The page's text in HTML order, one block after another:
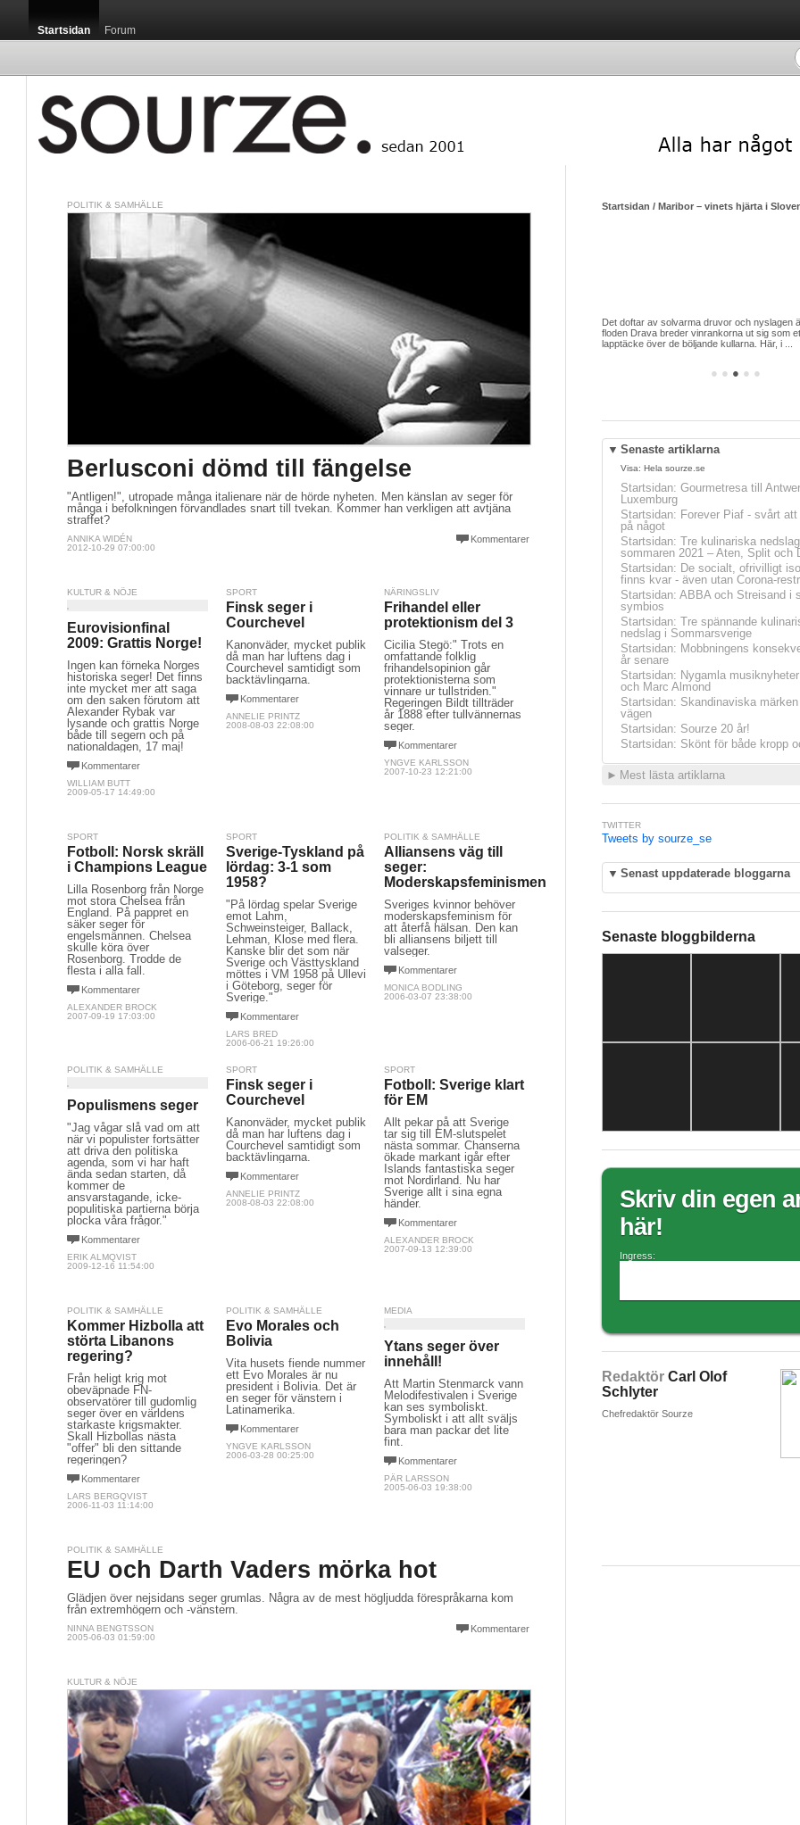
Startsidan Forum
POLITIK & SAMHÄLLE
Berlusconi dömd till fängelse
"Äntligen!", utropade många italienare när de hörde nyheten. Men känslan av seger för
många i befolkningen förvandlades snart till tvekan. Kommer han verkligen att avtjäna
straffet?
Kommentarer
ANNIKA WIDÉN
2012-10-29 07:00:00
KULTUR & NÖJE
Eurovisionfinal
2009: Grattis Norge!
Ingen kan förneka Norges
historiska seger! Det finns
inte mycket mer att saga
om den saken förutom att
Alexander Rybak var
lysande och grattis Norge
både till segern och på
nationaldagen, 17 maj!
Kommentarer
WILLIAM BUTT
2009-05-17 14:49:00
SPORT
Finsk seger i
Courchevel
Kanonväder, mycket publik
då man har luftens dag i
Courchevel samtidigt som
backtävlingarna.
Kommentarer
ANNELIE PRINTZ
2008-08-03 22:08:00
NÄRINGSLIV
Frihandel eller
protektionism del 3
Cicilia Stegö:" Trots en
omfattande folklig
frihandelsopinion går
protektionisterna som
vinnare ur tullstriden."
Regeringen Bildt tillträder
år 1888 efter tullvännernas
seger.
Kommentarer
YNGVE KARLSSON
2007-10-23 12:21:00
SPORT
Fotboll: Norsk skräll
i Champions League
Lilla Rosenborg från Norge
mot stora Chelsea från
England. På pappret en
säker seger för
engelsmännen. Chelsea
skulle köra över
Rosenborg. Trodde de
flesta i alla fall.
Kommentarer
ALEXANDER BROCK
2007-09-19 17:03:00
SPORT
Sverige-Tyskland på
lördag: 3-1 som
1958?
"På lördag spelar Sverige
emot Lahm,
Schweinsteiger, Ballack,
Lehman, Klose med flera.
Kanske blir det som när
Sverige och Västtyskland
möttes i VM 1958 på Ullevi
i Göteborg, seger för
Sverige."
Kommentarer
LARS BRED
2006-06-21 19:26:00
POLITIK & SAMHÄLLE
Alliansens väg till
seger:
Moderskapsfeminismen
Sveriges kvinnor behöver
moderskapsfeminism för
att återfå hälsan. Den kan
bli alliansens biljett till
valseger.
Kommentarer
MONICA BODLING
2006-03-07 23:38:00
POLITIK & SAMHÄLLE
Populismens seger
"Jag vågar slå vad om att
när vi populister fortsätter
att driva den politiska
agenda, som vi har haft
ända sedan starten, då
kommer de
ansvarstagande, icke-
populitiska partierna börja
plocka våra frågor."
Kommentarer
ERIK ALMQVIST
2009-12-16 11:54:00
SPORT
Finsk seger i
Courchevel
Kanonväder, mycket publik
då man har luftens dag i
Courchevel samtidigt som
backtävlingarna.
Kommentarer
ANNELIE PRINTZ
2008-08-03 22:08:00
SPORT
Fotboll: Sverige klart
för EM
Allt pekar på att Sverige
tar sig till EM-slutspelet
nästa sommar. Chanserna
ökade markant igår efter
Islands fantastiska seger
mot Nordirland. Nu har
Sverige allt i sina egna
händer.
Kommentarer
ALEXANDER BROCK
2007-09-13 12:39:00
POLITIK & SAMHÄLLE
Kommer Hizbolla att
störta Libanons
regering?
Från heligt krig mot
obeväpnade FN-
observatörer till gudomlig
seger över en världens
starkaste krigsmakter.
Skall Hizbollas nästa
"offer" bli den sittande
regeringen?
Kommentarer
LARS BERGQVIST
2006-11-03 11:14:00
POLITIK & SAMHÄLLE
Evo Morales och
Bolivia
Vita husets fiende nummer
ett Evo Morales är nu
president i Bolivia. Det är
en seger för vänstern i
Latinamerika.
Kommentarer
YNGVE KARLSSON
2006-03-28 00:25:00
MEDIA
Ytans seger över
innehåll!
Att Martin Stenmarck vann
Melodifestivalen i Sverige
kan ses symboliskt.
Symboliskt i att allt sväljs
bara man packar det lite
fint.
Kommentarer
PÄR LARSSON
2005-06-03 19:38:00
POLITIK & SAMHÄLLE
EU och Darth Vaders mörka hot
Glädjen över nejsidans seger grumlas. Några av de mest högljudda förespråkarna kom
från extremhögern och -vänstern.
Kommentarer
NINNA BENGTSSON
2005-06-03 01:59:00
KULTUR & NÖJE
● ● ● ● ●
Startsidan / Maribor – vinets hjärta i
Det doftar av solvarma druvor och nyslagen
floden Drava breder vinrankorna ut sig som
lapptäcke över de böljande kullarna. Här, i ...
▼ Senaste artiklarna
Visa: Hela sourze.se
Startsidan: Gourmetresa till
Luxemburg
Startsidan: Forever Piaf - svårt
på något
Startsidan: Tre kulinariska nedslag
sommaren 2021 – Aten, Split och
Startsidan: De socialt, ofrivilligt
finns kvar - även utan Corona-
Startsidan: ABBA och Streisand i
symbios
Startsidan: Tre spännande
nedslag i Sommarsverige
Startsidan: Mobbningens
år senare
Startsidan: Nygamla
och Marc Almond
Startsidan: Skandinaviska
vägen
Startsidan: Sourze 20 år!
Startsidan: Skönt för både kropp
► Mest lästa artiklarna
TWITTER
Tweets by sourze_se
▼ Senast uppdaterade bloggarna
Senaste bloggbilderna
Skriv din egen
här!
Ingress:
Redaktör Carl Olof
Schlyter
Chefredaktör Sourze